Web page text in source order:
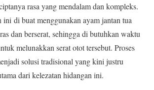
rasa yang mendalam dan kompleks.
di buat menggunakan ayam jantan tua
dan berserat, sehingga di butuhkan waktu
melunakkan serat otot tersebut. Proses
solusi tradisional yang kini justru
dari kelezatan hidangan ini.